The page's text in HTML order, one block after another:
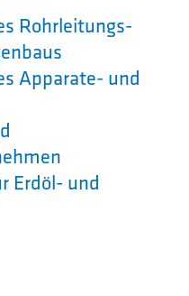
Rohrleitungs-
Apparate- und
Erdöl- und